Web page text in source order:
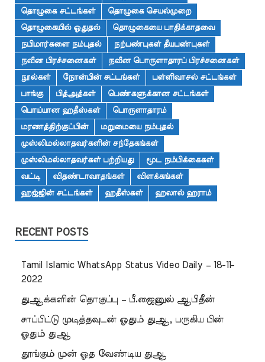
தொழுகை சட்டங்கள்
தொழுகை செயல்முறை
தொழுகையில் ஓதுதல்
தொழுகையை பாதிக்காதவை
நபிமார்களை நம்புதல்
நற்பண்புகள் தீயபண்புகள்
நவீன பிரச்சனைகள்
நவீன பொருளாதாரப் பிரச்சனைகள்
நூல்கள்
நோன்பின் சட்டங்கள்
பள்ளிவாசல் சட்டங்கள்
பாங்கு
பித்அத்கள்
பெண்களுக்கான சட்டங்கள்
பொய்யான ஹதீஸ்கள்
பொருளாதாரம்
மரணத்திற்குப்பின்
மறுமையை நம்புதல்
முஸ்லிமல்லாதவர்களின் சந்தேகங்கள்
முஸ்லிமல்லாதவர்கள் பற்றியது
மூட நம்பிக்கைகள்
வட்டி
விதண்டாவாதங்கள்
விளக்கங்கள்
ஹஜ்ஜின் சட்டங்கள்
ஹதீஸ்கள் ஹலால் ஹராம்
RECENT POSTS
Tamil Islamic WhatsApp Status Video Daily – 18-11-
2022
துஆக்களின் தொகுப்பு – பீ.ஜைனுல் ஆபிதீன்
சாப்பிட்டு முடித்தவுடன் ஓதும் துஆ, பருகிய பின்
ஓதும் துஆ
தூங்கும் முன் ஓத வேண்டிய துஆ